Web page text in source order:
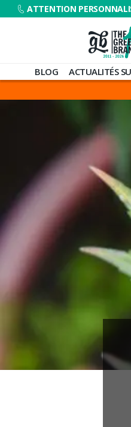
ATTENTION
Blog
de
Barato
BLOG ACTUALITÉS